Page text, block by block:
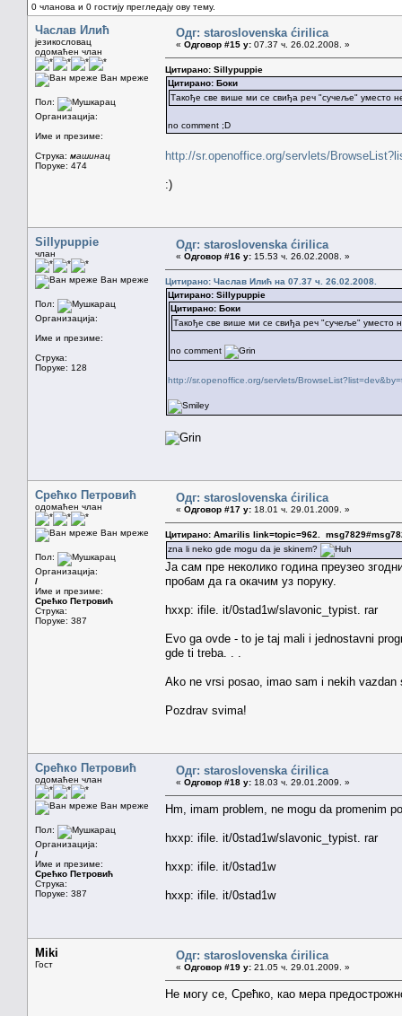
0 чланова и 0 гостију прегледају ову тему.
Часлав Илић
језикословац
одомаћен члан
Ван мреже
Пол:
Организација:
Име и презиме:
Струка: машинац
Поруке: 474
Одг: staroslovenska ćirilica
« Одговор #15 у: 07.37 ч. 26.02.2008. »
Цитирано: Sillypuppie
Цитирано: Боки
Такође све више ми се свиђа реч "сучеље" уместо
no comment ;D
http://sr.openoffice.org/servlets/
:)
Sillypuppie
члан
Ван мреже
Пол:
Организација:
Име и презиме:
Струка:
Поруке: 128
Одг: staroslovenska ćirilica
« Одговор #16 у: 15.53 ч. 26.02.2008. »
Цитирано: Часлав Илић на 07.37 ч. 26.02.2008.
Цитирано: Sillypuppie
Цитирано: Боки
Такође све више ми се свиђа реч "сучеље" уместо
no comment
http://sr.openoffice.org/servlets/
Срећко Петровић
одомаћен члан
Ван мреже
Пол:
Организација:
/
Име и презиме:
Срећко Петровић
Струка:
Поруке: 387
Одг: staroslovenska ćirilica
« Одговор #17 у: 18.01 ч. 29.01.2009. »
Цитирано: Amarilis link=topic=962.
zna li neko gde mogu da je skinem?
Ја сам пре неколико година преузео
пробам да га окачим уз поруку.
hxxp: ifile. it/0stad1w/slavonic_typist. rar
Evo ga ovde - to je taj mali i jednostavni
gde ti treba. . .
Ako ne vrsi posao, imao sam i nekih
Pozdrav svima!
Срећко Петровић
одомаћен члан
Ван мреже
Пол:
Организација:
/
Име и презиме:
Срећко Петровић
Струка:
Поруке: 387
Одг: staroslovenska ćirilica
« Одговор #18 у: 18.03 ч. 29.01.2009. »
Hm, imam problem, ne mogu da promenim
hxxp: ifile. it/0stad1w/slavonic_typist. rar
hxxp: ifile. it/0stad1w
hxxp: ifile. it/0stad1w
Miki
Гост
Одг: staroslovenska ćirilica
« Одговор #19 у: 21.05 ч. 29.01.2009. »
Не могу се, Срећко, као мера